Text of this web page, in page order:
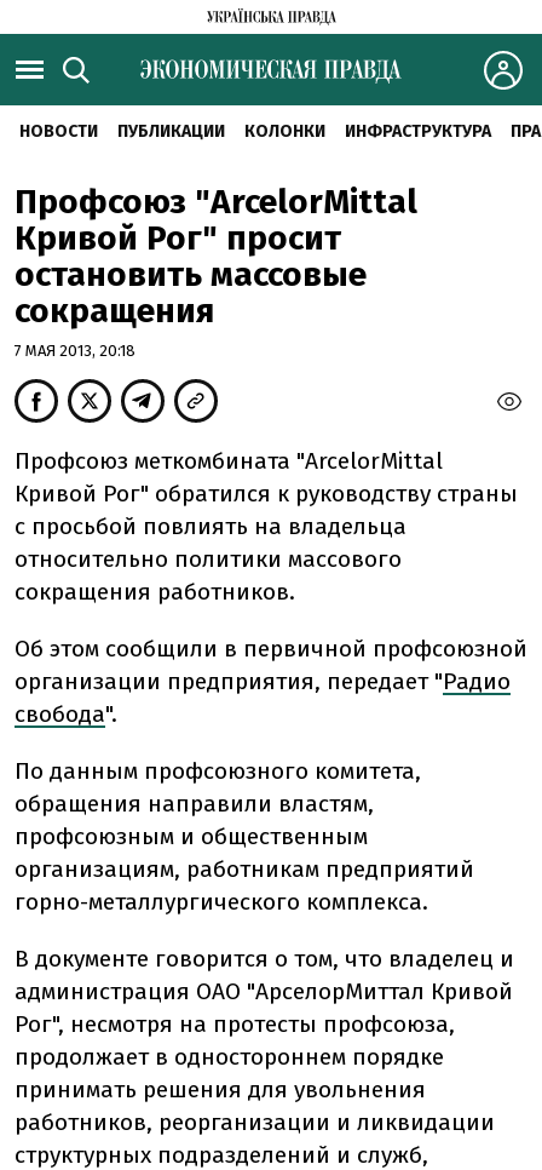
НОВОСТИ ПУБЛИКАЦИИ КОЛОНКИ ИНФРАСТРУКТУРА
Профсоюз "ArcelorMittal
Кривой Рог" просит
остановить массовые
сокращения
7 МАЯ 2013, 20:18
Профсоюз меткомбината "ArcelorMittal
Кривой Рог" обратился к руководству страны
с просьбой повлиять на владельца
относительно политики массового
сокращения работников.
Об этом сообщили в первичной профсоюзной
организации предприятия, передает "Радио
свобода".
По данным профсоюзного комитета,
обращения направили властям,
профсоюзным и общественным
организациям, работникам предприятий
горно-металлургического комплекса.
В документе говорится о том, что владелец и
администрация ОАО "АрселорМиттал Кривой
Рог", несмотря на протесты профсоюза,
продолжает в одностороннем порядке
принимать решения для увольнения
работников, реорганизации и ликвидации
структурных подразделений и служб,